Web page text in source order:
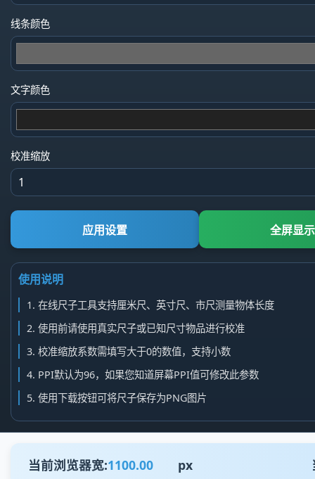
线条颜色
文字颜色
校准缩放
应用设置 全屏显示
使用说明
1. 在线尺子工具支持厘米尺、英寸尺、市尺测量物体长度
2. 使用前请使用真实尺子或已知尺寸物品进行校准
3. 校准缩放系数需填写大于0的数值，支持小数
4. PPI默认为96，如果您知道屏幕PPI值可修改此参数
5. 使用下载按钮可将尺子保存为PNG图片
当前浏览器宽:1100.00 px